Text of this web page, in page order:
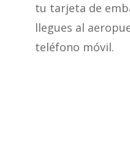
tu tarjeta de
llegues al
teléfono móvil.